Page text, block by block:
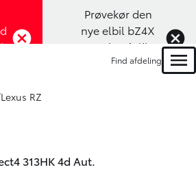
Prøvekør den
nye elbil bZ4X
Touring (Klik
her)
Find afdeling
Lexus RZ
313HK 4d Aut.